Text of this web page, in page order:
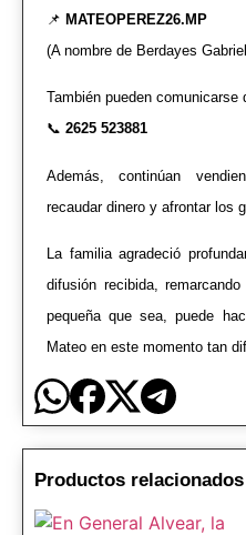
📌 MATEOPEREZ26.MP
(A nombre de Berdayes
También pueden
📞 2625 523881
Además, continúan
recaudar dinero y afrontar los
La familia agradeció
difusión recibida,
pequeña que sea, puede
Mateo en este momento tan
Productos relacionados